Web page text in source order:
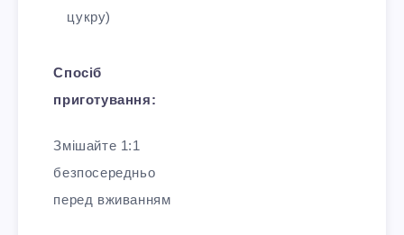
цукру)
Спосіб
приготування:
Змішайте 1:1
безпосередньо
перед вживанням